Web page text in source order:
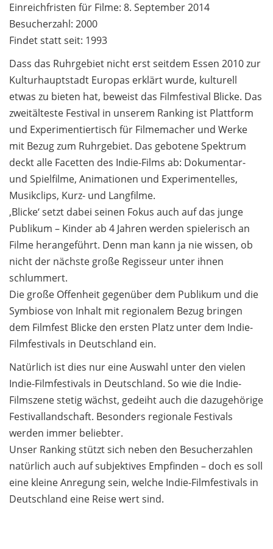
Einreichfristen für Filme: 8. September 2014
Besucherzahl: 2000
Findet statt seit: 1993
Dass das Ruhrgebiet nicht erst seitdem Essen 2010 zur
Kulturhauptstadt Europas erklärt wurde, kulturell
etwas zu bieten hat, beweist das Filmfestival Blicke. Das
zweitälteste Festival in unserem Ranking ist Plattform
und Experimentiertisch für Filmemacher und Werke
mit Bezug zum Ruhrgebiet. Das gebotene Spektrum
deckt alle Facetten des Indie-Films ab: Dokumentar-
und Spielfilme, Animationen und Experimentelles,
Musikclips, Kurz- und Langfilme.
‚Blicke‘ setzt dabei seinen Fokus auch auf das junge
Publikum – Kinder ab 4 Jahren werden spielerisch an
Filme herangeführt. Denn man kann ja nie wissen, ob
nicht der nächste große Regisseur unter ihnen
schlummert.
Die große Offenheit gegenüber dem Publikum und die
Symbiose von Inhalt mit regionalem Bezug bringen
dem Filmfest Blicke den ersten Platz unter dem Indie-
Filmfestivals in Deutschland ein.
Natürlich ist dies nur eine Auswahl unter den vielen
Indie-Filmfestivals in Deutschland. So wie die Indie-
Filmszene stetig wächst, gedeiht auch die dazugehörige
Festivallandschaft. Besonders regionale Festivals
werden immer beliebter.
Unser Ranking stützt sich neben den Besucherzahlen
natürlich auch auf subjektives Empfinden – doch es soll
eine kleine Anregung sein, welche Indie-Filmfestivals in
Deutschland eine Reise wert sind.